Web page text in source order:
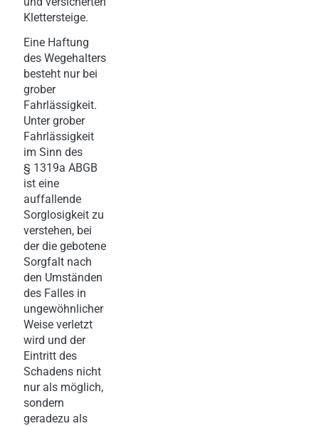
Klettersteige.
Eine Haftung
des Wegehalters
besteht nur bei
grober
Fahrlässigkeit.
Unter grober
Fahrlässigkeit
im Sinn des
§ 1319a ABGB
ist eine
auffallende
Sorglosigkeit zu
verstehen, bei
der die gebotene
Sorgfalt nach
den Umständen
des Falles in
ungewöhnlicher
Weise verletzt
wird und der
Eintritt des
Schadens nicht
nur als möglich,
sondern
geradezu als